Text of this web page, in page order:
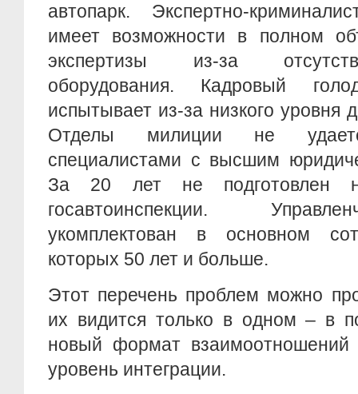
автопарк. Экспертно-
имеет возможности в полном
экспертизы из-за
оборудования. Кадровый
испытывает из-за низкого уровня
Отделы милиции не
специалистами с высшим
За 20 лет не подготовлен
госавтоинспекции.
укомплектован в основном
которых 50 лет и больше.
Этот перечень проблем можно
их видится только в одном – в
новый формат
уровень интеграции.